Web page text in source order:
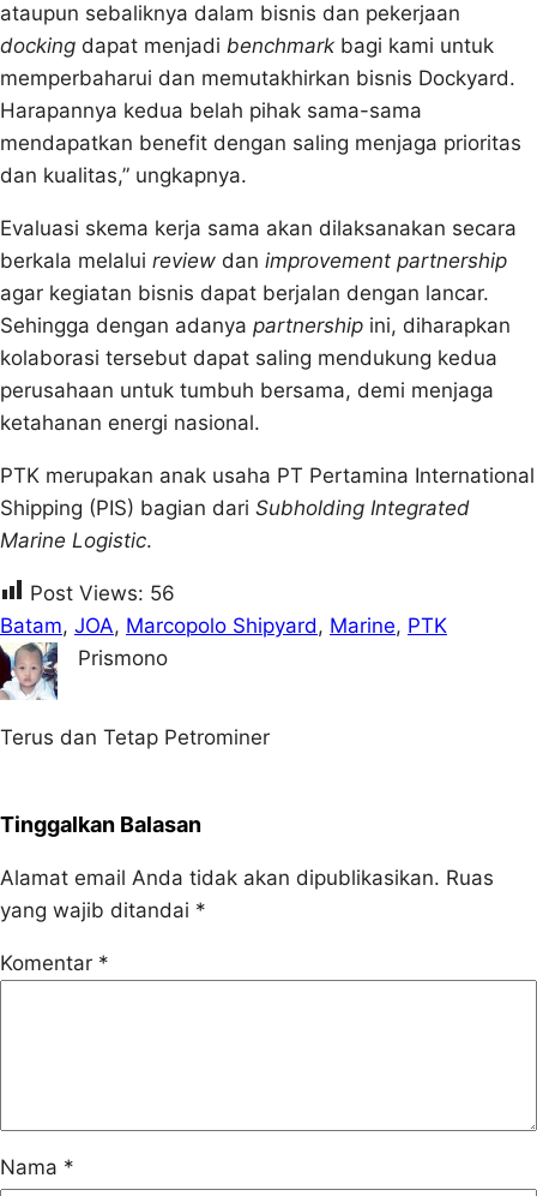
ataupun sebaliknya dalam bisnis dan pekerjaan
docking dapat menjadi benchmark bagi kami untuk
memperbaharui dan memutakhirkan bisnis Dockyard.
Harapannya kedua belah pihak sama-sama
mendapatkan benefit dengan saling menjaga prioritas
dan kualitas,” ungkapnya.
Evaluasi skema kerja sama akan dilaksanakan secara
berkala melalui review dan improvement partnership
agar kegiatan bisnis dapat berjalan dengan lancar.
Sehingga dengan adanya partnership ini, diharapkan
kolaborasi tersebut dapat saling mendukung kedua
perusahaan untuk tumbuh bersama, demi menjaga
ketahanan energi nasional.
PTK merupakan anak usaha PT Pertamina International
Shipping (PIS) bagian dari Subholding Integrated
Marine Logistic.
Post Views: 56
Batam, JOA, Marcopolo Shipyard, Marine, PTK
Prismono
Terus dan Tetap Petrominer
Tinggalkan Balasan
Alamat email Anda tidak akan dipublikasikan. Ruas
yang wajib ditandai *
Komentar *
Nama *